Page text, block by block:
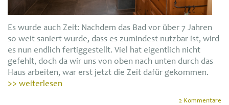
Es wurde auch Zeit: Nachdem das Bad vor über 7 Jahren
so weit saniert wurde, dass es zumindest nutzbar ist, wird
es nun endlich fertiggestellt. Viel hat eigentlich nicht
gefehlt, doch da wir uns von oben nach unten durch das
Haus arbeiten, war erst jetzt die Zeit dafür gekommen.
>> weiterlesen
2 Kommentare